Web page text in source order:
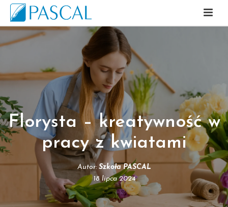
Florysta – kreatywność w
pracy z kwiatami
Autor: Szkoła PASCAL
18 lipca 2024